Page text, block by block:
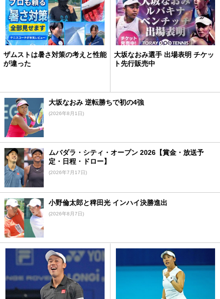
ザムストは暑さ対策の考えと性能
が違った
大坂なおみ選手 出場表明 チケッ
ト先行販売中
大坂なおみ 逆転勝ちで初の4強
(2026年8月1日)
ムバダラ・シティ・オープン 2026【賞金・放送予
定・日程・ドロー】
(2026年7月17日)
小野倫太郎と稗田光 インハイ決勝進出
(2026年8月7日)